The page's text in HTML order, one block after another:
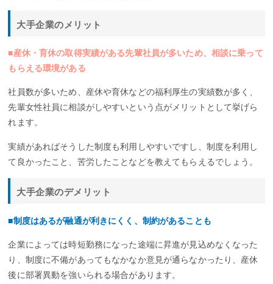
大手企業のメリット
■産休・育休の取得実績がある先輩社員が多いため、相談に乗って
もらえる環境がある
社員数が多いため、産休や育休などの福利厚生の実績数が多く、
先輩女性社員に相談がしやすいという点がメリットとして挙げら
れます。
実績があればそうした制度も利用しやすいですし、制度を利用し
て良かったこと、苦労したことなどを教えてもらえるでしょう。
大手企業のデメリット
■制度はあるが融通が利きにくく、制約があることも
企業によっては時短勤務になった途端に昇進が見込めなくなった
り、制度に不備があってもなかなか意見が通らなかったり、産休
後に部署異動を強いられる場合があります。